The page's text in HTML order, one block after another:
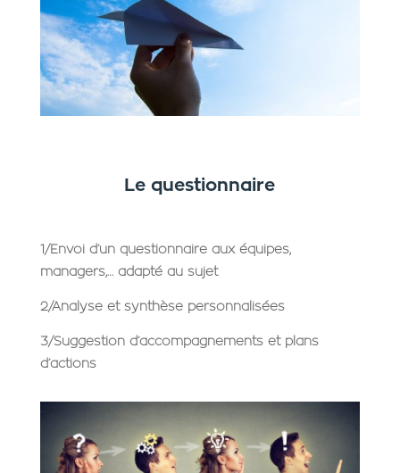
Le questionnaire
1/Envoi d’un questionnaire aux équipes,
managers,… adapté au sujet
2/Analyse et synthèse personnalisées
3/Suggestion d’accompagnements et plans
d’actions